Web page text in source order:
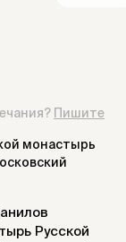
Пишите
монастырь
Русской